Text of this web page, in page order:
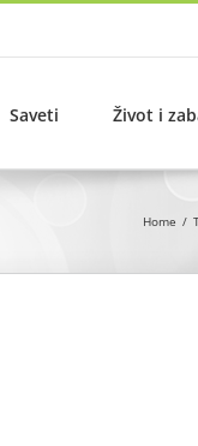
Saveti Život i
Home